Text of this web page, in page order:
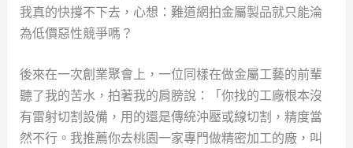
我真的快撐不下去，心想：難道網拍金屬製品就只能淪
為低價惡性競爭嗎？
後來在一次創業聚會上，一位同樣在做金屬工藝的前輩
聽了我的苦水，拍著我的肩膀說：「你找的工廠根本沒
有雷射切割設備，用的還是傳統沖壓或線切割，精度當
然不行。我推薦你去桃園一家專門做精密加工的廠，叫